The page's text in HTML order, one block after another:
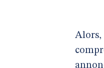
Alors,